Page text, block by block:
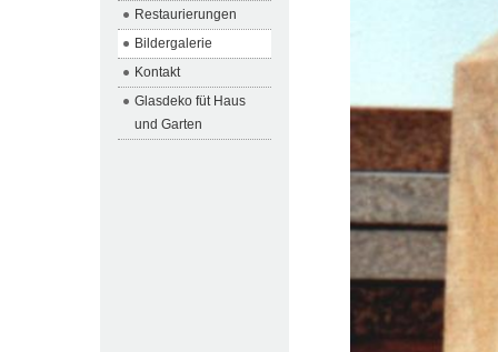
Restaurierungen
Bildergalerie
Kontakt
Glasdeko füt Haus
und Garten